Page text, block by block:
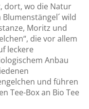
dort, wo die Natur
wild
Moritz und
die vor allem
leckere
Anbau
und führen
Tee-Box an Bio Tee